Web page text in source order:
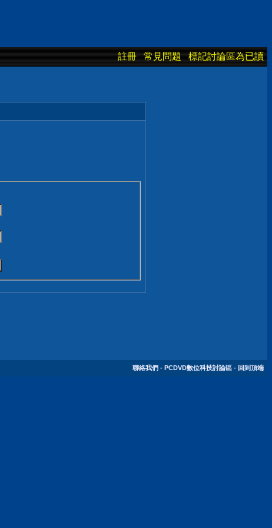
註冊 常見問題 標記討論區為已讀
聯絡我們 - PCDVD數位科技討論區 - 回到頂端